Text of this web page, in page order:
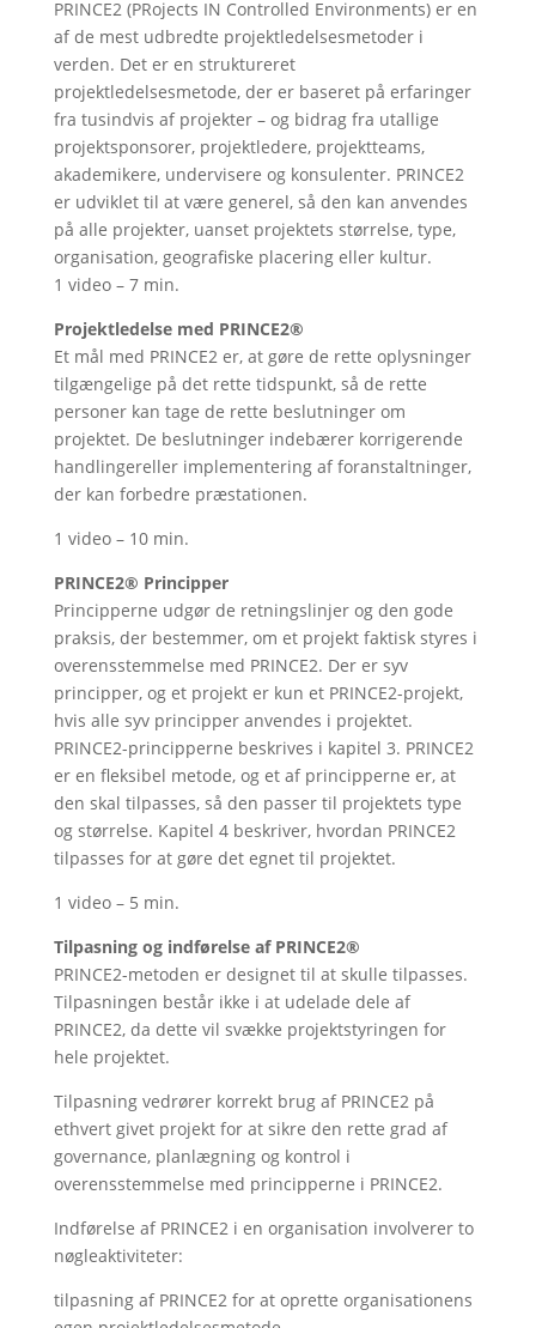
PRINCE2 (PRojects IN Controlled Environments) er en
af de mest udbredte projektledelsesmetoder i
verden. Det er en struktureret
projektledelsesmetode, der er baseret på erfaringer
fra tusindvis af projekter – og bidrag fra utallige
projektsponsorer, projektledere, projektteams,
akademikere, undervisere og konsulenter. PRINCE2
er udviklet til at være generel, så den kan anvendes
på alle projekter, uanset projektets størrelse, type,
organisation, geografiske placering eller kultur.
1 video – 7 min.
Projektledelse med PRINCE2®
Et mål med PRINCE2 er, at gøre de rette oplysninger
tilgængelige på det rette tidspunkt, så de rette
personer kan tage de rette beslutninger om
projektet. De beslutninger indebærer korrigerende
handlingereller implementering af foranstaltninger,
der kan forbedre præstationen.
1 video – 10 min.
PRINCE2® Principper
Principperne udgør de retningslinjer og den gode
praksis, der bestemmer, om et projekt faktisk styres i
overensstemmelse med PRINCE2. Der er syv
principper, og et projekt er kun et PRINCE2-projekt,
hvis alle syv principper anvendes i projektet.
PRINCE2-principperne beskrives i kapitel 3. PRINCE2
er en fleksibel metode, og et af principperne er, at
den skal tilpasses, så den passer til projektets type
og størrelse. Kapitel 4 beskriver, hvordan PRINCE2
tilpasses for at gøre det egnet til projektet.
1 video – 5 min.
Tilpasning og indførelse af PRINCE2®
PRINCE2-metoden er designet til at skulle tilpasses.
Tilpasningen består ikke i at udelade dele af
PRINCE2, da dette vil svække projektstyringen for
hele projektet.
Tilpasning vedrører korrekt brug af PRINCE2 på
ethvert givet projekt for at sikre den rette grad af
governance, planlægning og kontrol i
overensstemmelse med principperne i PRINCE2.
Indførelse af PRINCE2 i en organisation involverer to
nøgleaktiviteter:
tilpasning af PRINCE2 for at oprette organisationens